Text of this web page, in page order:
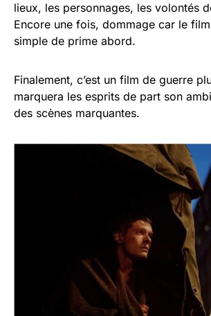
lieux, les personnages, les volontés
Encore une fois, dommage car le
simple de prime abord.
Finalement, c’est un film de guerre
marquera les esprits de part son
des scènes marquantes.